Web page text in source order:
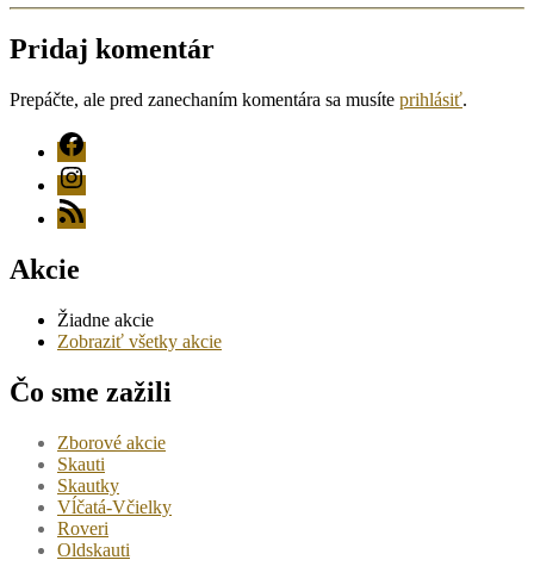
Pridaj komentár
Prepáčte, ale pred zanechaním komentára sa musíte prihlásiť.
FB
Instagram
RSS
Akcie
Žiadne akcie
Zobraziť všetky akcie
Čo sme zažili
Zborové akcie
Skauti
Skautky
Vĺčatá-Včielky
Roveri
Oldskauti